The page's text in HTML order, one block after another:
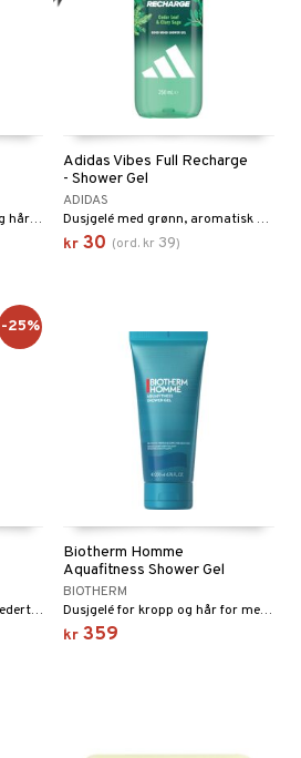
Dusjgelé for kropp, ansikt og hår fra Adidas
Adidas Vibes Full Recharge
- Shower Gel
ADIDAS
Dusjgelé med grønn, aromatisk duft
kr 30 (ord. kr 39)
Oppfriskende dusjgel med sedertre og patchouli
-25%
Biotherm Homme
Aquafitness Shower Gel
BIOTHERM
Dusjgelé for kropp og hår for menn fra Biotherm
kr 359